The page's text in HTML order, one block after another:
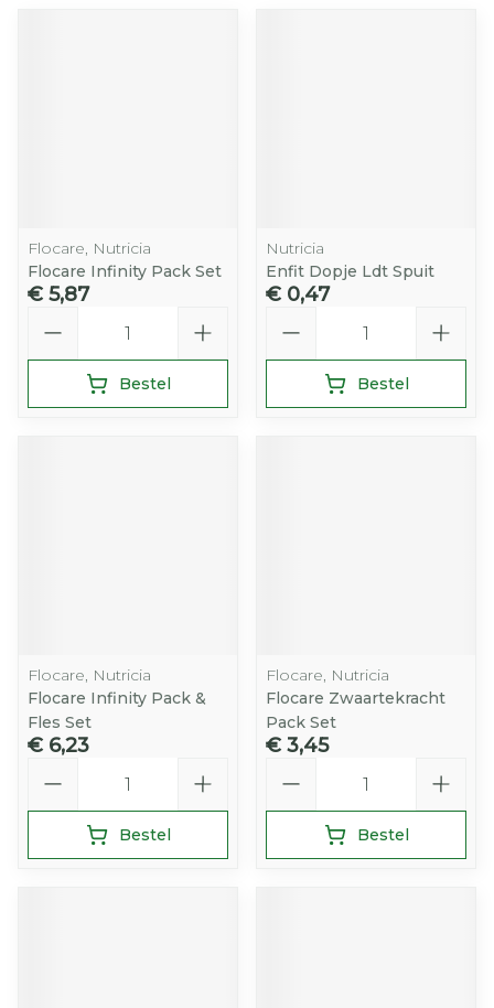
Flocare, Nutricia
Flocare Infinity Pack Set
€ 5,87
Bestel
Nutricia
Enfit Dopje Ldt Spuit
€ 0,47
Bestel
Flocare, Nutricia
Flocare Infinity Pack &
Fles Set
€ 6,23
Bestel
Flocare, Nutricia
Flocare Zwaartekracht
Pack Set
€ 3,45
Bestel